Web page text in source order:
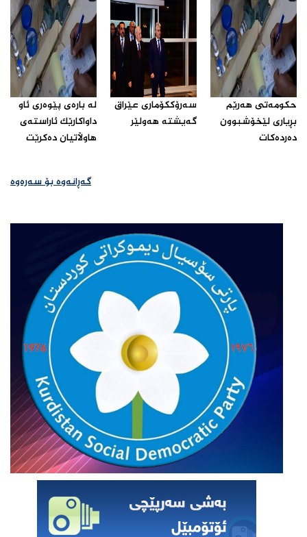
حكومه‌تی هه‌رێم
بڕیاری لێخۆشبوون
ده‌رده‌كات‌
سەرۆککۆماری عێراق
گەیشتە هەولێر‌
له‌ باره‌ی پێوه‌ری ئاو
داواكارێك ئاراسته‌ی
هاوڵاتیان ده‌كرێت‌
گەڕانەوە بۆ سەرەوە